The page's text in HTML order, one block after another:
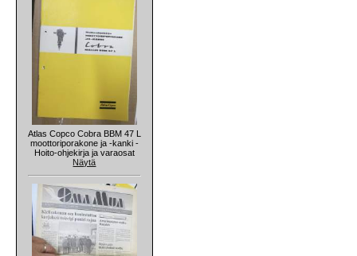
Atlas Copco Cobra BBM 47 L
moottoriporakone ja -kanki -
Hoito-ohjekirja ja varaosat
Näytä